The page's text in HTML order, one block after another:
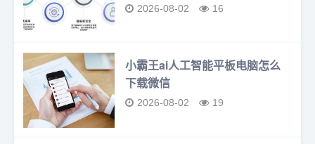
2026-08-02 16
小霸王ai人工智能平板电脑怎么
下载微信
2026-08-02 19